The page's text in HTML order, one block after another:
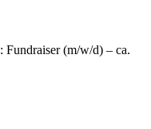
Fundraiser (m/w/d) – ca.